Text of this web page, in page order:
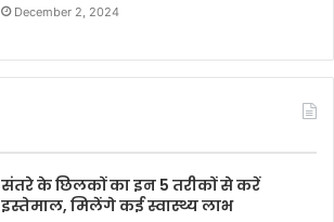
December 2, 2024
संतरे के छिलकों का इन 5 तरीकों से करें
इस्तेमाल, मिलेंगे कई स्वास्थ्य लाभ